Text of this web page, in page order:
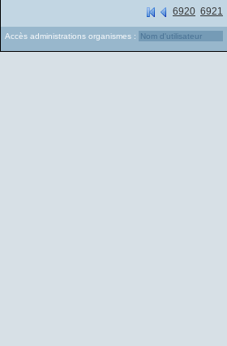
6920 6921
Accès administrations organismes :